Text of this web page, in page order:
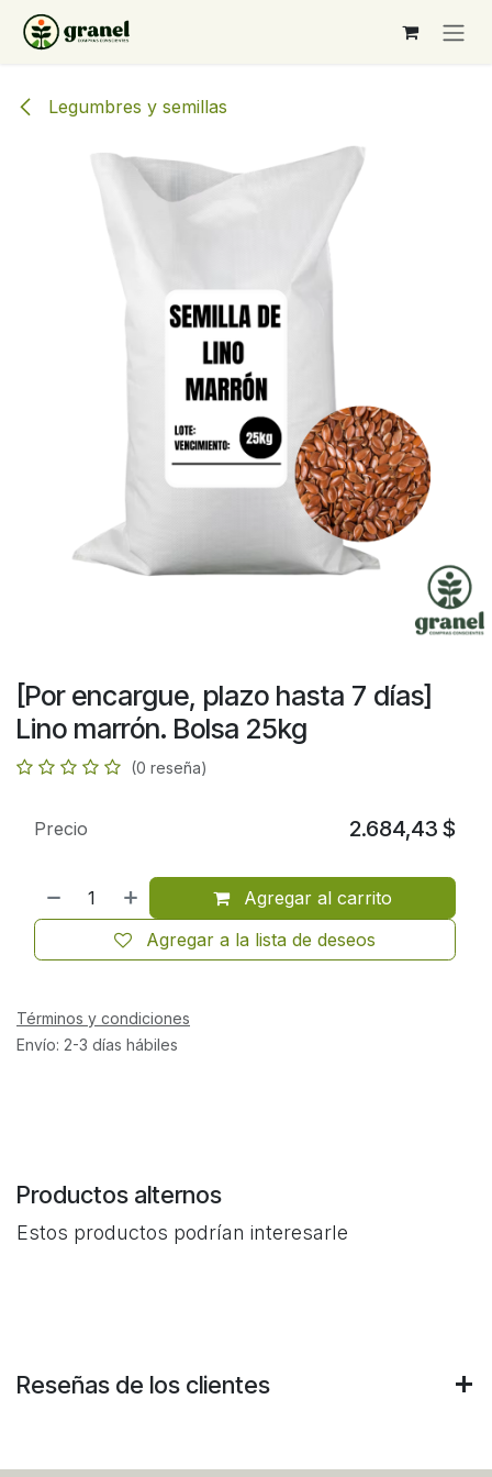
Ir al contenido
Legumbres y semillas
[Por encargue, plazo hasta 7 días]
Lino marrón. Bolsa 25kg
(0 reseña)
Agregar al carrito
Agregar a la lista de deseos
Precio 2.684,43 $
Términos y condiciones
Envío: 2-3 días hábiles
Productos alternos
Estos productos podrían interesarle
Reseñas de los clientes